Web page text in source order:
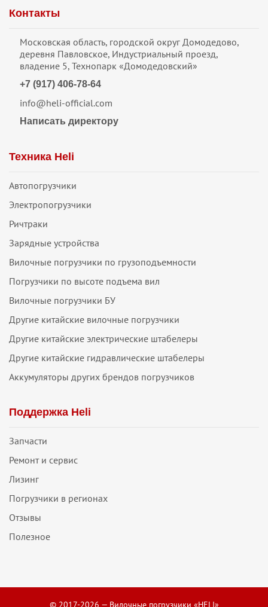
Контакты
Московская область, городской округ Домодедово,
деревня Павловское, Индустриальный проезд,
владение 5, Технопарк «Домодедовский»
+7 (917) 406-78-64
info@heli-official.com
Написать директору
Техника Heli
Автопогрузчики
Электропогрузчики
Ричтраки
Зарядные устройства
Вилочные погрузчики по грузоподъемности
Погрузчики по высоте подъема вил
Вилочные погрузчики БУ
Другие китайские вилочные погрузчики
Другие китайские электрические штабелеры
Другие китайские гидравлические штабелеры
Аккумуляторы других брендов погрузчиков
Поддержка Heli
Запчасти
Ремонт и сервис
Лизинг
Погрузчики в регионах
Отзывы
Полезное
© 2017-2026 — Вилочные погрузчики «HELI»